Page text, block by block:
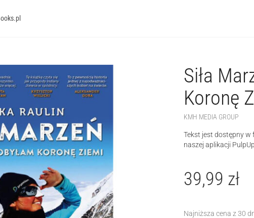
Siła
Koronę
KMH MEDIA GROUP
Tekst jest dostępny w
naszej aplikacji PulpUp.
39,99 zł
Najniższa cena z 30